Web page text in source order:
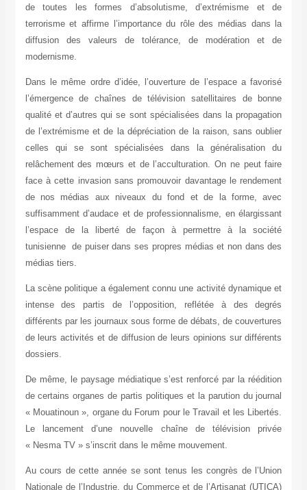
de toutes les formes d’absolutisme, d’extrémisme et de
terrorisme et affirme l’importance du rôle des médias dans la
diffusion des valeurs de tolérance, de modération et de
modernisme.
Dans le même ordre d’idée, l’ouverture de l’espace a favorisé
l’émergence de chaînes de télévision satellitaires de bonne
qualité et d’autres qui se sont spécialisées dans la propagation
de l’extrémisme et de la dépréciation de la raison, sans oublier
celles qui se sont spécialisées dans la généralisation du
relâchement des mœurs et de l’acculturation. On ne peut faire
face à cette invasion sans promouvoir davantage le rendement
de nos médias aux niveaux du fond et de la forme, avec
suffisamment d’audace et de professionnalisme, en élargissant
l’espace de la liberté de façon à permettre à la société
tunisienne de puiser dans ses propres médias et non dans des
médias tiers.
La scène politique a également connu une activité dynamique et
intense des partis de l’opposition, reflétée à des degrés
différents par les journaux sous forme de débats, de couvertures
de leurs activités et de diffusion de leurs opinions sur différents
dossiers.
De même, le paysage médiatique s’est renforcé par la réédition
de certains organes de partis politiques et la parution du journal
« Mouatinoun », organe du Forum pour le Travail et les Libertés.
Le lancement d’une nouvelle chaîne de télévision privée
« Nesma TV » s’inscrit dans le même mouvement.
Au cours de cette année se sont tenus les congrès de l’Union
Nationale de l’Industrie, du Commerce et de l’Artisanat (UTICA)